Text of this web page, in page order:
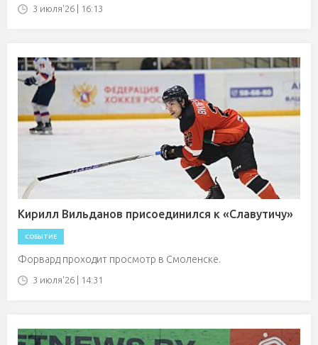
3 июля'26 | 16:13
Кирилл Вильданов присоединился к «Славутичу»
СОБЫТИЕ
Форвард проходит просмотр в Смоленске.
3 июля'26 | 14:31